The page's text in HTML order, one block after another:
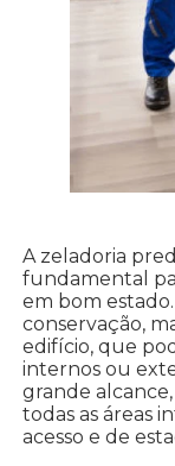
A zeladoria
fundamental
em bom
conservação,
edifício, que
internos ou
grande
todas as áreas
acesso e de